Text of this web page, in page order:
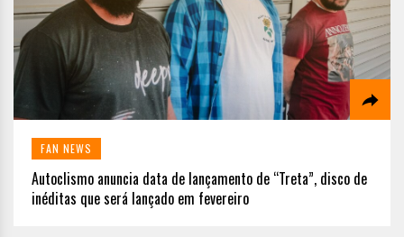
FAN NEWS
Autoclismo anuncia data de lançamento de “Treta”, disco de
inéditas que será lançado em fevereiro